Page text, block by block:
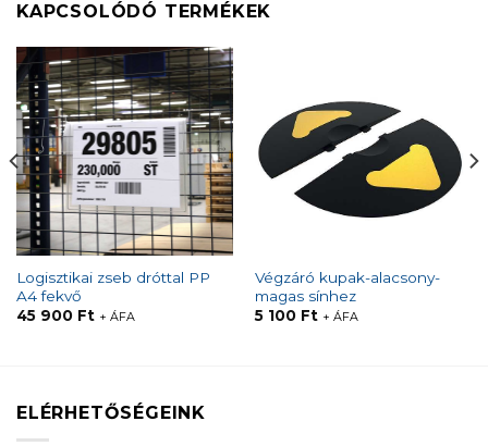
KAPCSOLÓDÓ TERMÉKEK
Logisztikai zseb dróttal PP
A4 fekvő
45 900 Ft + ÁFA
Végzáró kupak-alacsony-
magas sínhez
5 100 Ft + ÁFA
ELÉRHETŐSÉGEINK